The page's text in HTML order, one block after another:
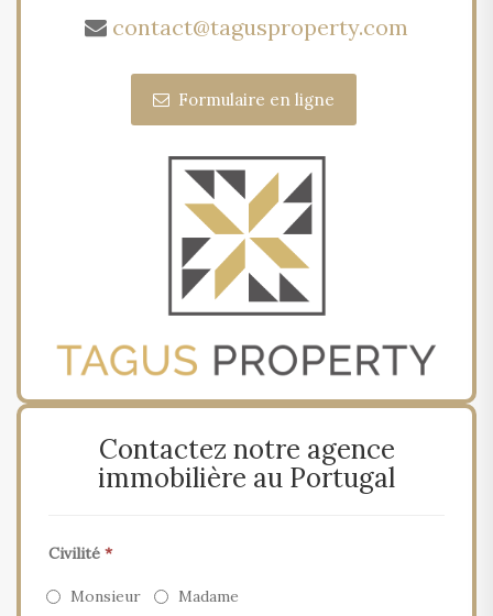
contact@tagusproperty.com
Formulaire en ligne
Contactez notre agence
immobilière au Portugal
Civilité *
Monsieur
Madame